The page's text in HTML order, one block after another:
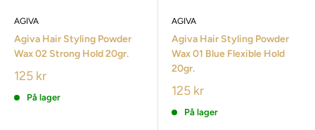
AGIVA
Agiva Hair Styling Powder
Wax 02 Strong Hold 20gr.
125 kr
På lager
AGIVA
Agiva Hair Styling Powder
Wax 01 Blue Flexible Hold
20gr.
125 kr
På lager